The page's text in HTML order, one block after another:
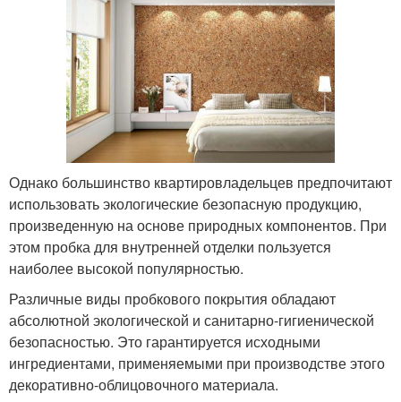
Однако большинство квартировладельцев предпочитают
использовать экологические безопасную продукцию,
произведенную на основе природных компонентов. При
этом пробка для внутренней отделки пользуется
наиболее высокой популярностью.
Различные виды пробкового покрытия обладают
абсолютной экологической и санитарно-гигиенической
безопасностью. Это гарантируется исходными
ингредиентами, применяемыми при производстве этого
декоративно-облицовочного материала.